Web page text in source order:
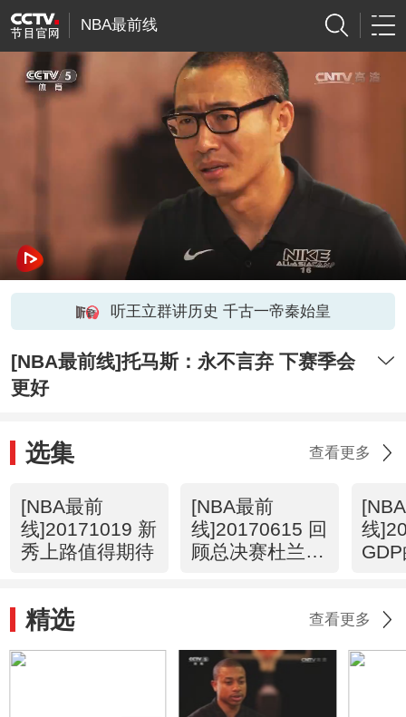
NBA最前线
听王立群讲历史 千古一帝秦始皇
[NBA最前线]托马斯：永不言弃 下赛季会
更好
选集 查看更多
[NBA最前
线]20171019 新
秀上路值得期待
[NBA最前
线]20170615 回
顾总决赛杜兰特
线
精选 查看更多